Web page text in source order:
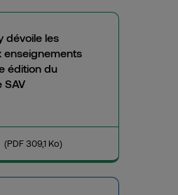
dévoile les
enseignements
édition du
SAV
(PDF 309,1 Ko)